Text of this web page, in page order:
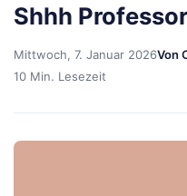
Shhh
Mittwoch, 7. Januar 2026Von
10 Min. Lesezeit